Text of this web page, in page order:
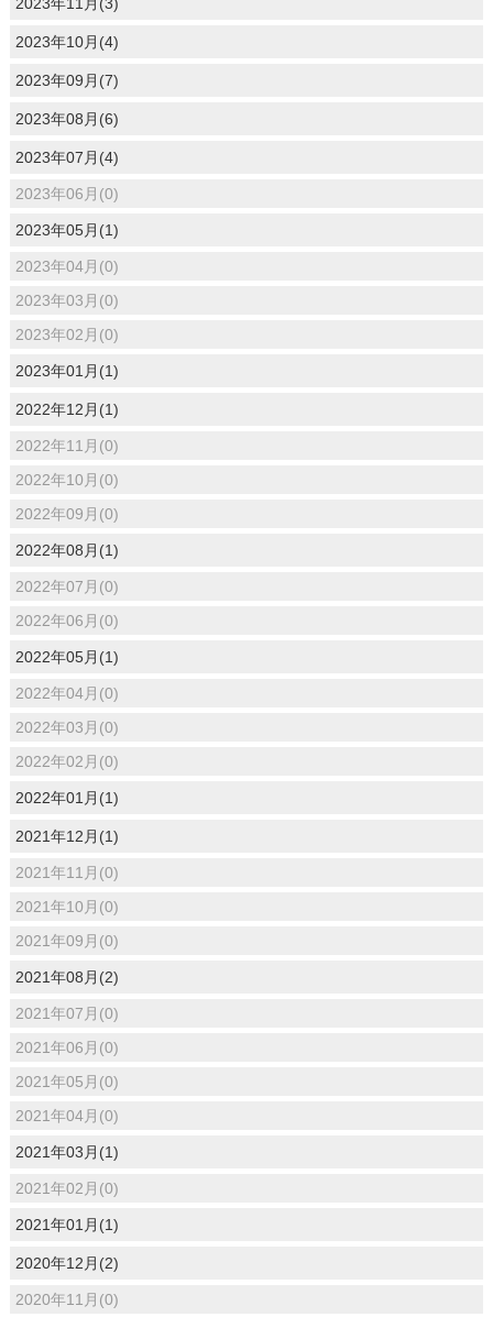
2023年10月(4)
2023年09月(7)
2023年08月(6)
2023年07月(4)
2023年06月(0)
2023年05月(1)
2023年04月(0)
2023年03月(0)
2023年02月(0)
2023年01月(1)
2022年12月(1)
2022年11月(0)
2022年10月(0)
2022年09月(0)
2022年08月(1)
2022年07月(0)
2022年06月(0)
2022年05月(1)
2022年04月(0)
2022年03月(0)
2022年02月(0)
2022年01月(1)
2021年12月(1)
2021年11月(0)
2021年10月(0)
2021年09月(0)
2021年08月(2)
2021年07月(0)
2021年06月(0)
2021年05月(0)
2021年04月(0)
2021年03月(1)
2021年02月(0)
2021年01月(1)
2020年12月(2)
2020年11月(0)